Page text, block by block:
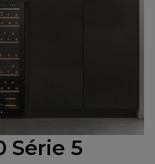
Série 5